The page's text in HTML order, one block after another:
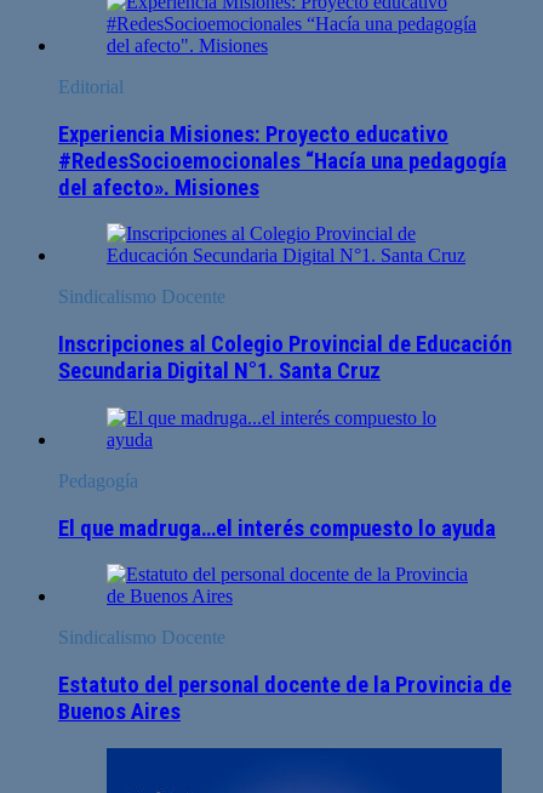
Editorial
Experiencia Misiones: Proyecto educativo
#RedesSocioemocionales “Hacía una pedagogía
del afecto». Misiones
Sindicalismo Docente
Inscripciones al Colegio Provincial de Educación
Secundaria Digital N°1. Santa Cruz
Pedagogía
El que madruga…el interés compuesto lo ayuda
Sindicalismo Docente
Estatuto del personal docente de la Provincia de
Buenos Aires